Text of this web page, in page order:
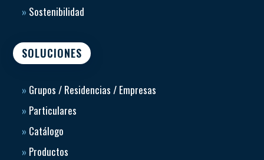
» Sostenibilidad
SOLUCIONES
» Grupos / Residencias / Empresas
» Particulares
» Catálogo
» Productos